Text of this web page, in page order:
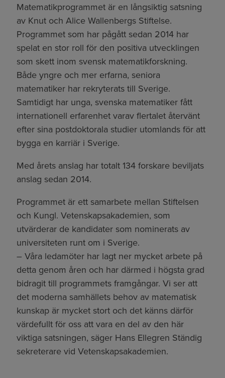
Matematikprogrammet är en långsiktig satsning
av Knut och Alice Wallenbergs Stiftelse.
Programmet som har pågått sedan 2014 har
spelat en stor roll för den positiva utvecklingen
som skett inom svensk matematikforskning.
Både yngre och mer erfarna, seniora
matematiker har rekryterats till Sverige.
Samtidigt har unga, svenska matematiker fått
internationell erfarenhet varav flertalet återvänt
efter sina postdoktorala studier utomlands för att
bygga en karriär i Sverige.
Med årets anslag har totalt 134 forskare beviljats
anslag sedan 2014.
Programmet är ett samarbete mellan Stiftelsen
och Kungl. Vetenskapsakademien, som
utvärderar de kandidater som nominerats av
universiteten runt om i Sverige.
– Våra ledamöter har lagt ner mycket arbete på
detta genom åren och har därmed i högsta grad
bidragit till programmets framgångar. Vi ser att
det moderna samhällets behov av matematisk
kunskap är mycket stort och det känns därför
värdefullt för oss att vara en del av den här
viktiga satsningen, säger Hans Ellegren Ständig
sekreterare vid Vetenskapsakademien.